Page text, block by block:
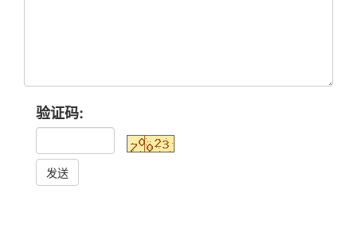
验证码:
发送